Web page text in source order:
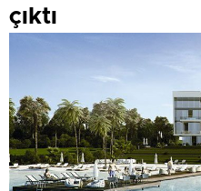
çıktı